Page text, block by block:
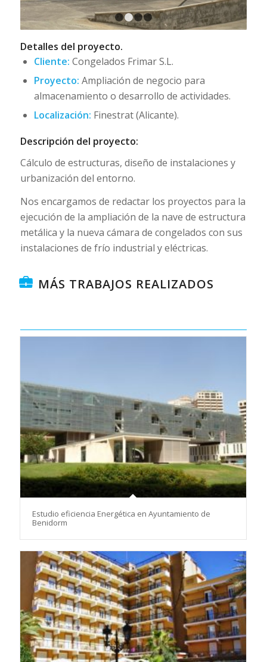
1 2 3 4
Detalles del proyecto.
Cliente: Congelados FrimarS.L.
Proyecto: Ampliación de negocio para
almacenamiento o desarrollo de actividades.
Localización: Finestrat (Alicante).
Descripción del proyecto:
Cálculo de estructuras, diseño de instalaciones y
urbanización del entorno.
Nos encargamos de redactar los proyectos para la
ejecución de la ampliación de la nave de estructura
metálica y la nueva cámara de congelados con sus
instalaciones de frío industrial y eléctricas.
MÁS TRABAJOS REALIZADOS
Estudio eficiencia Energética en Ayuntamiento de
Benidorm